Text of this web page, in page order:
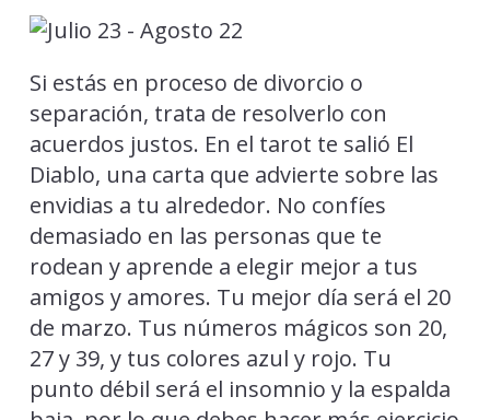
Si estás en proceso de divorcio o
separación, trata de resolverlo con
acuerdos justos. En el tarot te salió El
Diablo, una carta que advierte sobre las
envidias a tu alrededor. No confíes
demasiado en las personas que te
rodean y aprende a elegir mejor a tus
amigos y amores. Tu mejor día será el 20
de marzo. Tus números mágicos son 20,
27 y 39, y tus colores azul y rojo. Tu
punto débil será el insomnio y la espalda